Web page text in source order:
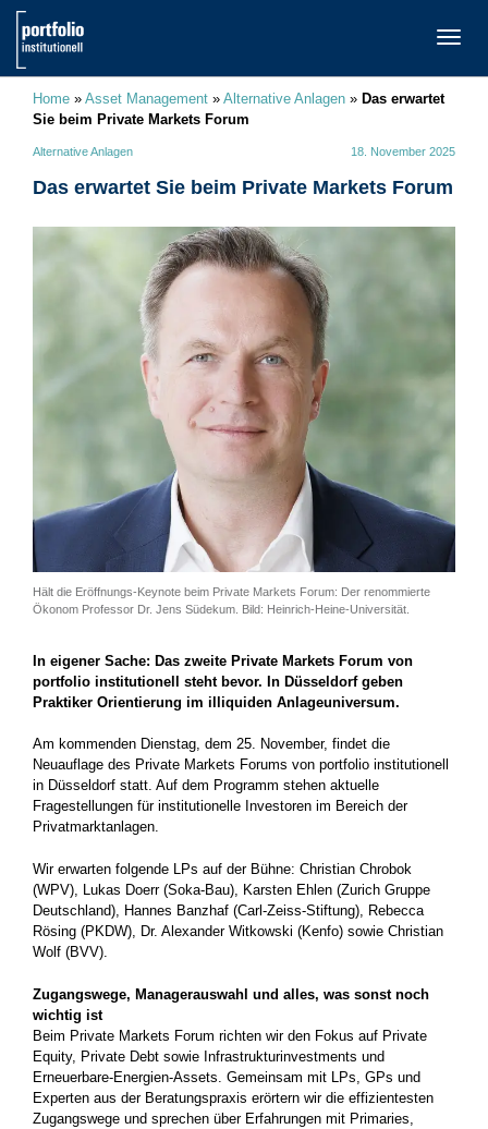
Home » Asset Management » Alternative Anlagen » Das erwartet
Sie beim Private Markets Forum
Alternative Anlagen 18. November 2025
Das erwartet Sie beim Private Markets Forum
Hält die Eröffnungs-Keynote beim Private Markets Forum: Der renommierte
Ökonom Professor Dr. Jens Südekum. Bild: Heinrich-Heine-Universität.
In eigener Sache: Das zweite Private Markets Forum von
portfolio institutionell steht bevor. In Düsseldorf geben
Praktiker Orientierung im illiquiden Anlageuniversum.
Am kommenden Dienstag, dem 25. November, findet die
Neuauflage des Private Markets Forums von portfolio institutionell
in Düsseldorf statt. Auf dem Programm stehen aktuelle
Fragestellungen für institutionelle Investoren im Bereich der
Privatmarktanlagen.
Wir erwarten folgende LPs auf der Bühne: Christian Chrobok
(WPV), Lukas Doerr (Soka-Bau), Karsten Ehlen (Zurich Gruppe
Deutschland), Hannes Banzhaf (Carl-Zeiss-Stiftung), Rebecca
Rösing (PKDW), Dr. Alexander Witkowski (Kenfo) sowie Christian
Wolf (BVV).
Zugangswege, Managerauswahl und alles, was sonst noch
wichtig ist
Beim Private Markets Forum richten wir den Fokus auf Private
Equity, Private Debt sowie Infrastrukturinvestments und
Erneuerbare-Energien-Assets. Gemeinsam mit LPs, GPs und
Experten aus der Beratungspraxis erörtern wir die effizientesten
Zugangswege und sprechen über Erfahrungen mit Primaries,